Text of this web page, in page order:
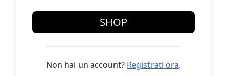
SHOP
Non hai un account? Registrati ora.